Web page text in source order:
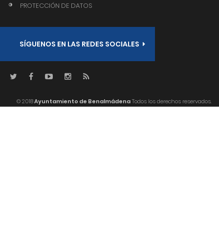
PROTECCIÓN DE DATOS
SÍGUENOS EN LAS REDES SOCIALES
© 2018Ayuntamiento de BenalmádenaTodos los derechos reservados.